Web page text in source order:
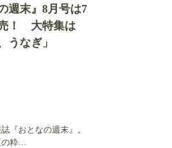
週末』8月号は7
！ 大特集は
うなぎ」
『おとなの週末』。
の粋…